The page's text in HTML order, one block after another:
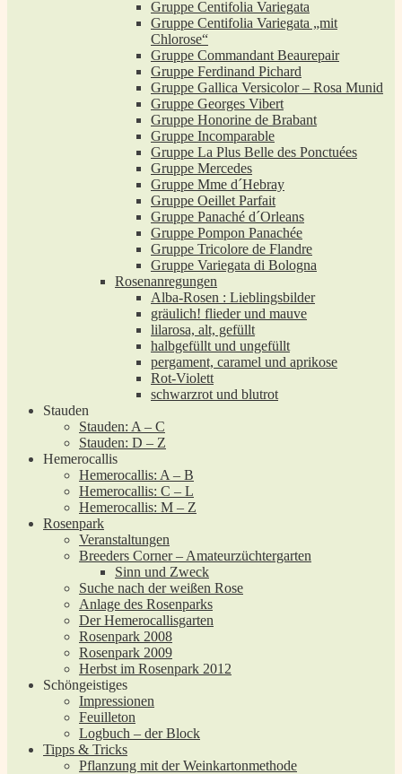
Gruppe Centifolia Variegata
Gruppe Centifolia Variegata „mit
Chlorose“
Gruppe Commandant Beaurepair
Gruppe Ferdinand Pichard
Gruppe Gallica Versicolor – Rosa Munid
Gruppe Georges Vibert
Gruppe Honorine de Brabant
Gruppe Incomparable
Gruppe La Plus Belle des Ponctuées
Gruppe Mercedes
Gruppe Mme d´Hebray
Gruppe Oeillet Parfait
Gruppe Panaché d´Orleans
Gruppe Pompon Panachée
Gruppe Tricolore de Flandre
Gruppe Variegata di Bologna
Rosenanregungen
Alba-Rosen : Lieblingsbilder
gräulich! flieder und mauve
lilarosa, alt, gefüllt
halbgefüllt und ungefüllt
pergament, caramel und aprikose
Rot-Violett
schwarzrot und blutrot
Stauden
Stauden: A – C
Stauden: D – Z
Hemerocallis
Hemerocallis: A – B
Hemerocallis: C – L
Hemerocallis: M – Z
Rosenpark
Veranstaltungen
Breeders Corner – Amateurzüchtergarten
Sinn und Zweck
Suche nach der weißen Rose
Anlage des Rosenparks
Der Hemerocallisgarten
Rosenpark 2008
Rosenpark 2009
Herbst im Rosenpark 2012
Schöngeistiges
Impressionen
Feuilleton
Logbuch – der Block
Tipps & Tricks
Pflanzung mit der Weinkartonmethode